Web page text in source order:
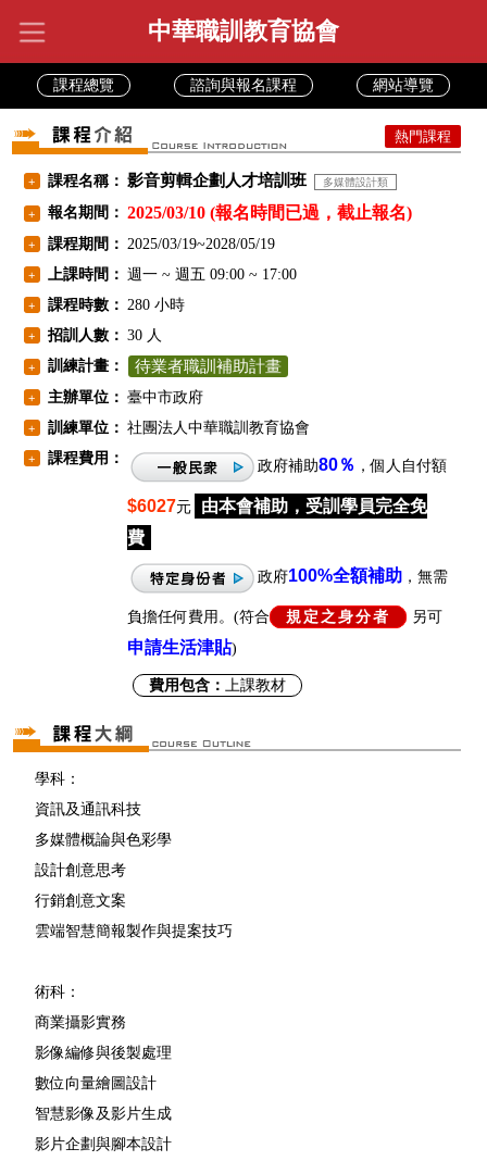
中華職訓教育協會
課程總覽 諮詢與報名課程 網站導覽
熱門課程
+ 課程名稱： 影音剪輯企劃人才培訓班 多媒體設計類
+ 報名期間： 2025/03/10 (報名時間已過，截止報名)
+ 課程期間： 2025/03/19~2028/05/19
+ 上課時間： 週一 ~ 週五 09:00 ~ 17:00
+ 課程時數： 280 小時
+ 招訓人數： 30 人
+ 訓練計畫： 待業者職訓補助計畫
+ 主辦單位： 臺中市政府
+ 訓練單位： 社團法人中華職訓教育協會
+ 課程費用： 政府補助80％ ，個人自付額
$6027元
由本會補助，受訓學員完全免
費
政府100%全額補助 ，無需
負擔任何費用。(符合 規定之身分者 另可
申請生活津貼)
費用包含： 上課教材
學科：
資訊及通訊科技
多媒體概論與色彩學
設計創意思考
行銷創意文案
雲端智慧簡報製作與提案技巧
術科：
商業攝影實務
影像編修與後製處理
數位向量繪圖設計
智慧影像及影片生成
影片企劃與腳本設計